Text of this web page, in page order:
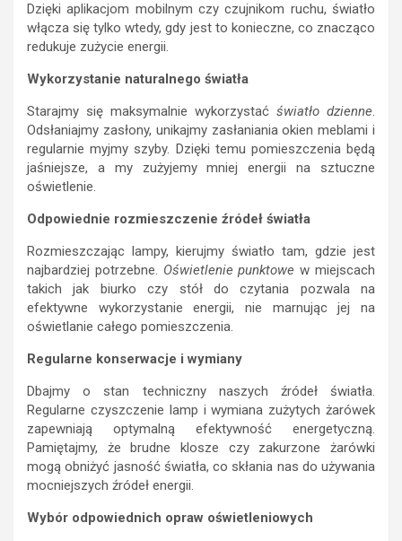
Dzięki aplikacjom mobilnym czy czujnikom ruchu, światło
włącza się tylko wtedy, gdy jest to konieczne, co znacząco
redukuje zużycie energii.
Wykorzystanie naturalnego światła
Starajmy się maksymalnie wykorzystać światło dzienne.
Odsłaniajmy zasłony, unikajmy zasłaniania okien meblami i
regularnie myjmy szyby. Dzięki temu pomieszczenia będą
jaśniejsze, a my zużyjemy mniej energii na sztuczne
oświetlenie.
Odpowiednie rozmieszczenie źródeł światła
Rozmieszczając lampy, kierujmy światło tam, gdzie jest
najbardziej potrzebne. Oświetlenie punktowe w miejscach
takich jak biurko czy stół do czytania pozwala na
efektywne wykorzystanie energii, nie marnując jej na
oświetlanie całego pomieszczenia.
Regularne konserwacje i wymiany
Dbajmy o stan techniczny naszych źródeł światła.
Regularne czyszczenie lamp i wymiana zużytych żarówek
zapewniają optymalną efektywność energetyczną.
Pamiętajmy, że brudne klosze czy zakurzone żarówki
mogą obniżyć jasność światła, co skłania nas do używania
mocniejszych źródeł energii.
Wybór odpowiednich opraw oświetleniowych